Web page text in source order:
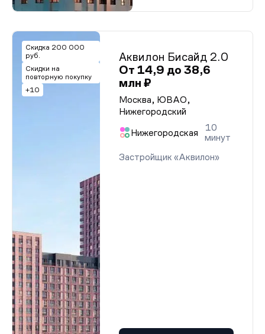
Скидка 200 000
руб.
Скидки на
повторную покупку
+10
Аквилон Бисайд 2.0
От 14,9 до 38,6
млн ₽
Москва, ЮВАО,
Нижегородский
Нижегородская
10
минут
Застройщик «Аквилон»